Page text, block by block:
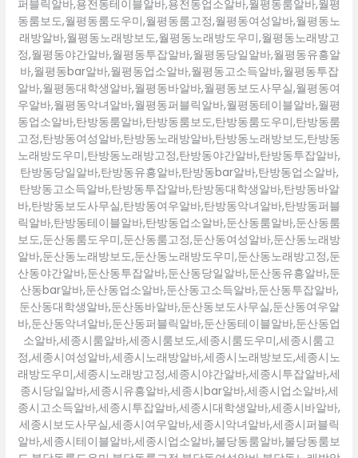
퍼블릭알바,용전동테이블알바,용전동업소알바,월평동룸알바,월평
동룸보도,월평동룸도우미,월평동룸고정,월평동여성알바,월평동노
래방알바,월평동노래방보도,월평동노래방도우미,월평동노래방고
정,월평동야간알바,월평동투잡알바,월평동당일알바,월평동유흥알
바,월평동bar알바,월평동업소알바,월평동고소득알바,월평동투잡
알바,월평동대학생알바,월평동바알바,월평동보도사무실,월평동여
우알바,월평동악녀알바,월평동퍼블릭알바,월평동테이블알바,월평
동업소알바,탄방동룸알바,탄방동룸보도,탄방동룸도우미,탄방동룸
고정,탄방동여성알바,탄방동노래방알바,탄방동노래방보도,탄방동
노래방도우미,탄방동노래방고정,탄방동야간알바,탄방동투잡알바,
탄방동당일알바,탄방동유흥알바,탄방동bar알바,탄방동업소알바,
탄방동고소득알바,탄방동투잡알바,탄방동대학생알바,탄방동바알
바,탄방동보도사무실,탄방동여우알바,탄방동악녀알바,탄방동퍼블
릭알바,탄방동테이블알바,탄방동업소알바,둔산동룸알바,둔산동룸
보도,둔산동룸도우미,둔산동룸고정,둔산동여성알바,둔산동노래방
알바,둔산동노래방보도,둔산동노래방도우미,둔산동노래방고정,둔
산동야간알바,둔산동투잡알바,둔산동당일알바,둔산동유흥알바,둔
산동bar알바,둔산동업소알바,둔산동고소득알바,둔산동투잡알바,
둔산동대학생알바,둔산동바알바,둔산동보도사무실,둔산동여우알
바,둔산동악녀알바,둔산동퍼블릭알바,둔산동테이블알바,둔산동업
소알바,세종시룸알바,세종시룸보도,세종시룸도우미,세종시룸고
정,세종시여성알바,세종시노래방알바,세종시노래방보도,세종시노
래방도우미,세종시노래방고정,세종시야간알바,세종시투잡알바,세
종시당일알바,세종시유흥알바,세종시bar알바,세종시업소알바,세
종시고소득알바,세종시투잡알바,세종시대학생알바,세종시바알바,
세종시보도사무실,세종시여우알바,세종시악녀알바,세종시퍼블릭
알바,세종시테이블알바,세종시업소알바,불당동룸알바,불당동룸보